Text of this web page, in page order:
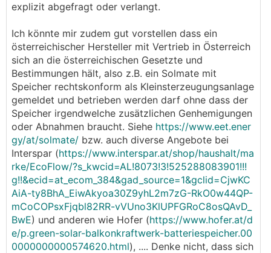
explizit abgefragt oder verlangt.
Ich könnte mir zudem gut vorstellen dass ein
österreichischer Hersteller mit Vertrieb in Österreich
sich an die österreichischen Gesetzte und
Bestimmungen hält, also z.B. ein Solmate mit
Speicher rechtskonform als Kleinsterzeugungsanlage
gemeldet und betrieben werden darf ohne dass der
Speicher irgendwelche zusätzlichen Genhemigungen
oder Abnahmen braucht. Siehe https://www.eet.ener
gy/at/solmate/ bzw. auch diverse Angebote bei
Interspar (https://www.interspar.at/shop/haushalt/ma
rke/EcoFlow/?s_kwcid=AL!8073!3!525288083901!!!
g!!&ecid=at_ecom_384&gad_source=1&gclid=CjwKC
AiA-ty8BhA_EiwAkyoa30Z9yhL2m7zG-RkO0w44QP-
mCoCOPsxFjqbl82RR-vVUno3KlUPFGRoC8osQAvD_
BwE) und anderen wie Hofer (https://www.hofer.at/d
e/p.green-solar-balkonkraftwerk-batteriespeicher.00
0000000000574620.html), .... Denke nicht, dass sich